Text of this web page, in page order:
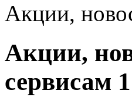
Акции,
Акции,
сервисам